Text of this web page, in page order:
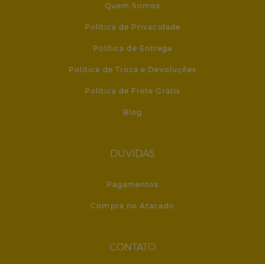
Quem Somos
Política de Privacidade
Política de Entrega
Política de Troca e Devoluções
Política de Frete Grátis
Blog
DÚVIDAS
Pagamentos
Compra no Atacado
CONTATO